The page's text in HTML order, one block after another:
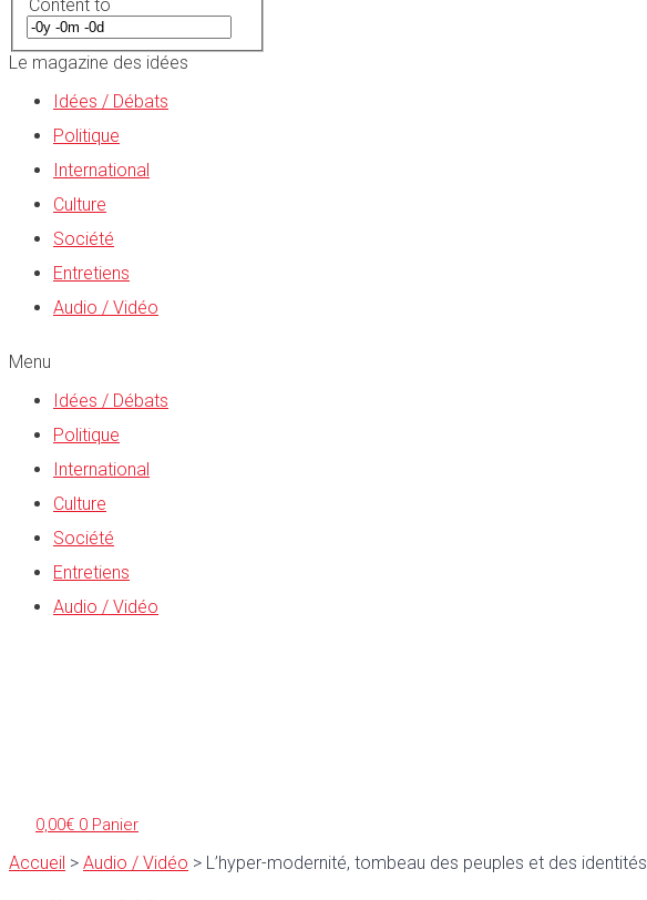
Content to
Le magazine des idées
Idées / Débats
Politique
International
Culture
Société
Entretiens
Audio / Vidéo
Menu
Idées / Débats
Politique
International
Culture
Société
Entretiens
Audio / Vidéo
0,00€ 0 Panier
Accueil > Audio / Vidéo > L’hyper-modernité, tombeau des peuples et des identités